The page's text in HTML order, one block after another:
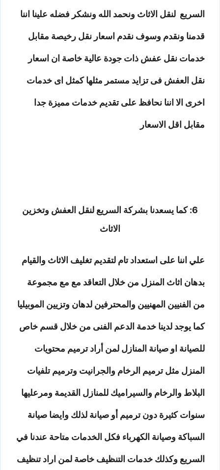
السريع لنقل الاثاث ونحمد الله ونشكر فضله علينا اننا
قدمنا ونقدم وسوف نقدم اسعار نقل رخيصة مقابل
خدمات نقل عفش ذات جودة عالية خاصة ان اسعار
نقل العفش فى تزايد مستمر مثلها كمثل اى خدمات
اخرى الا اننا نحافظ على تقديم خدمات مميزة جدا
مقابل اقل الاسعار
6: كما يسعدنا بشركة السريع لنقل العفش وتخزين
الاثاث
علي اننا على استعداد تام لتقديم تغليف الاثاث والقيام
بدهان اثاث المنزل من خلال التعاقد مع مع مجموعة
من الفنيين المهنيين والمحترفين لدهان وتزيين الموبيليا
كما يوجد لدينا خدمة الدعم الفنى من خلال قسم خاص
للصيانة او صيانة المنازل لمن أراد ترميم محتويات
المنزل مثل ترميم الرخام والجرانيت وترميم تلفيات
البلاط والرخام والسيراميك للمنازل القديمة ومرعليها
سنوات كثيرة دون ترميم أو صيانة لذلك وايضا صيانة
السباكة وصيانة الكهرباء فكل الخدمات متاحة عندنا في
السريع وكذلك خدمات التنظيف خاصة لمن اراد تنظيف